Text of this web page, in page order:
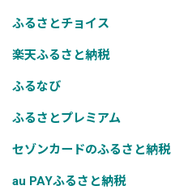
ふるさとチョイス
楽天ふるさと納税
ふるなび
ふるさとプレミアム
セゾンカードのふるさと納税
au PAYふるさと納税